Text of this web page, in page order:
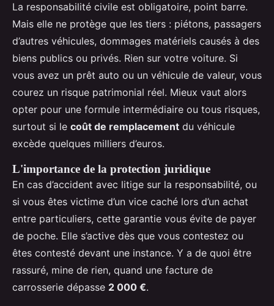
La responsabilité civile est obligatoire, point barre.
Mais elle ne protège que les tiers : piétons, passagers
d’autres véhicules, dommages matériels causés à des
biens publics ou privés. Rien sur votre voiture. Si
vous avez un prêt auto ou un véhicule de valeur, vous
courez un risque patrimonial réel. Mieux vaut alors
opter pour une formule intermédiaire ou tous risques,
surtout si le coût de remplacement du véhicule
excède quelques milliers d’euros.
L'importance de la protection juridique
En cas d’accident avec litige sur la responsabilité, ou
si vous êtes victime d’un vice caché lors d’un achat
entre particuliers, cette garantie vous évite de payer
de poche. Elle s’active dès que vous contestez ou
êtes contesté devant une instance. Y a de quoi être
rassuré, mine de rien, quand une facture de
carrosserie dépasse 2 000 €.